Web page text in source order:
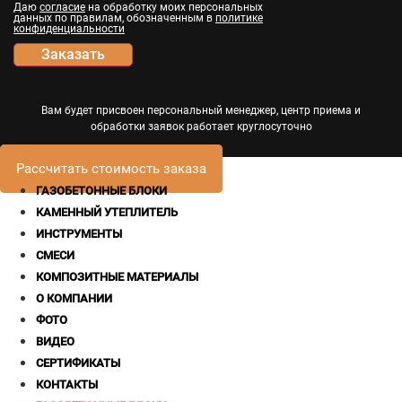
Даю согласие на обработку моих персональных
данных по правилам, обозначенным в политике
конфиденциальности
Заказать
Вам будет присвоен персональный менеджер, центр приема и
обработки заявок работает круглосуточно
Рассчитать стоимость заказа
ГАЗОБЕТОННЫЕ БЛОКИ
КАМЕННЫЙ УТЕПЛИТЕЛЬ
ИНСТРУМЕНТЫ
СМЕСИ
КОМПОЗИТНЫЕ МАТЕРИАЛЫ
О КОМПАНИИ
ФОТО
ВИДЕО
СЕРТИФИКАТЫ
КОНТАКТЫ